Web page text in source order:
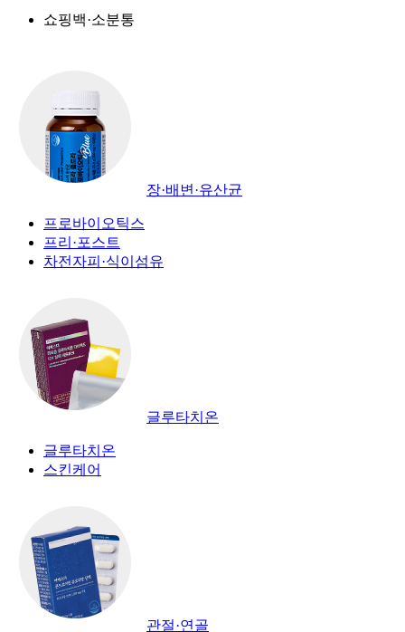
쇼핑백·소분통
장·배변·유산균
프로바이오틱스
프리·포스트
차전자피·식이섬유
글루타치온
글루타치온
스킨케어
관절·연골